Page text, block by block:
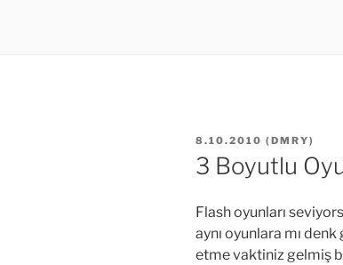
YAYIM
TARIHI
8.10.2010 ( DMRY)
3 Boyutlu
Flash oyunları
aynı oyunlara mı
etme vaktiniz gelmiş